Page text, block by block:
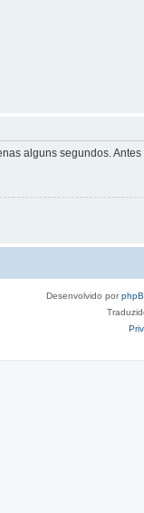
alguns segundos.
Desenvolvido por